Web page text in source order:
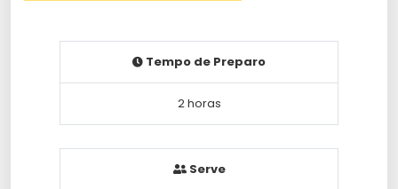
Tempo de Preparo
2 horas
Serve